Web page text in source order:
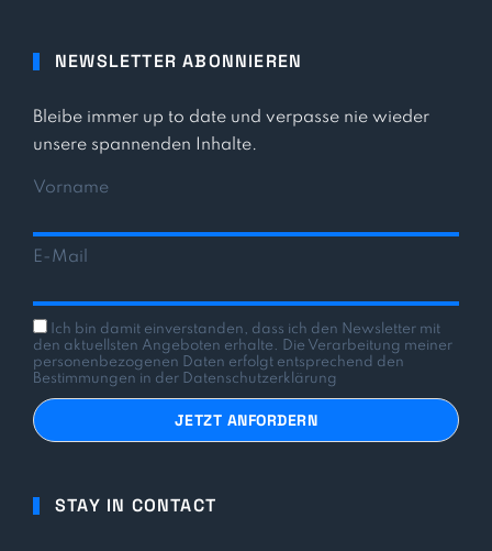
STAY IN CONTACT
NEWSLETTER ABONNIEREN
Bleibe immer up to date und verpasse nie wieder
unsere spannenden Inhalte.
Vorname
E-Mail
Ich bin damit einverstanden, dass ich den Newsletter mit
den aktuellsten Angeboten erhalte. Die Verarbeitung meiner
personenbezogenen Daten erfolgt entsprechend den
Bestimmungen in der Datenschutzerklärung